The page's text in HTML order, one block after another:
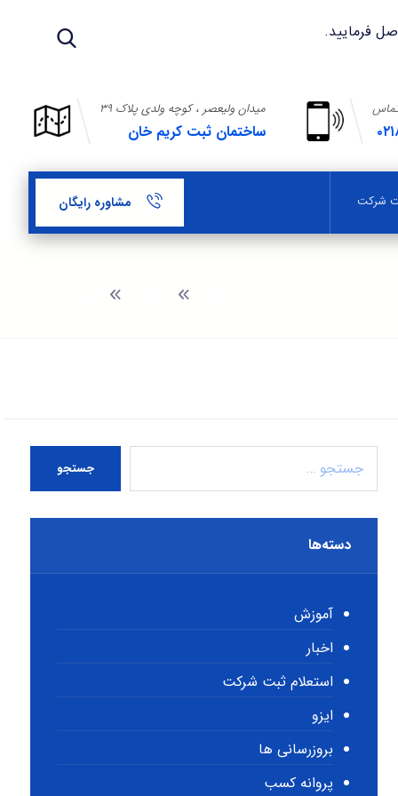
میدان ولیعصر ، کوچه ولدی پلاک ۳۹
ساختمان ثبت کریم خان
شرکت مشاوره رایگان
جستجو
دسته‌ها
آموزش
اخبار
استعلام ثبت شرکت
ایزو
بروزرسانی ها
پروانه کسب